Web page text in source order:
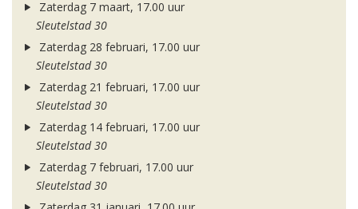
Zaterdag 7 maart, 17.00 uur
Sleutelstad 30
Zaterdag 28 februari, 17.00 uur
Sleutelstad 30
Zaterdag 21 februari, 17.00 uur
Sleutelstad 30
Zaterdag 14 februari, 17.00 uur
Sleutelstad 30
Zaterdag 7 februari, 17.00 uur
Sleutelstad 30